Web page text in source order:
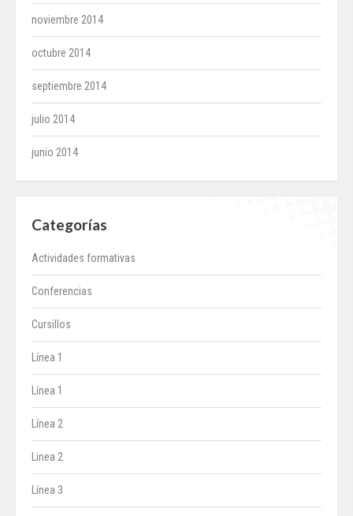
noviembre 2014
octubre 2014
septiembre 2014
julio 2014
junio 2014
Categorías
Actividades formativas
Conferencias
Cursillos
Línea 1
Línea 1
Línea 2
Linea 2
Línea 3